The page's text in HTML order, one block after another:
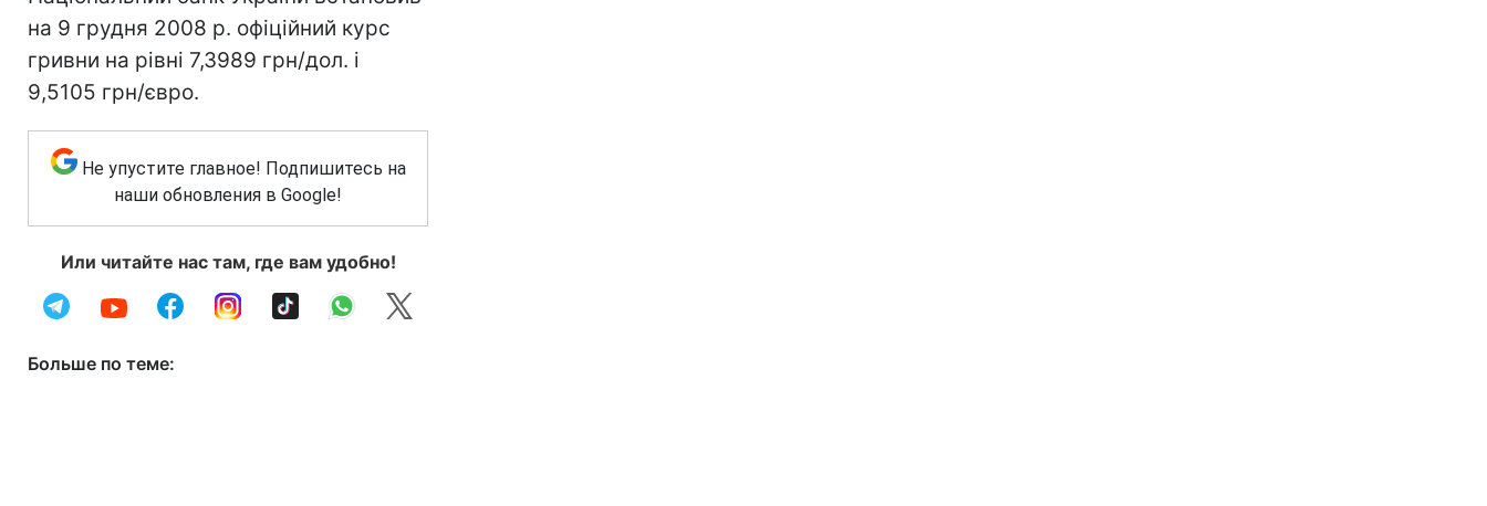
на 9 грудня 2008 р. офіційний курс
гривни на рівні 7,3989 грн/дол. і
9,5105 грн/євро.
Не упустите главное! Подпишитесь на
наши обновления в Google!
Или читайте нас там, где вам удобно!
Больше по теме: